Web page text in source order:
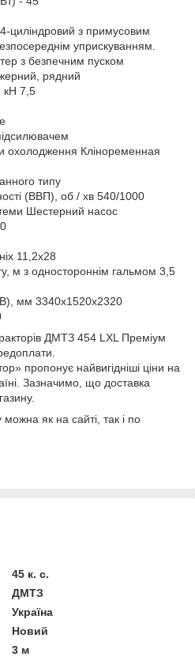
циліндровий з примусовим
уприскуванням.
з безпечним пуском
рядний
кН 7,5
охолодження Кліноременная
типу
(ВВП), об / хв 540/1000
Шестерний насос
11,2х28
м з одностороннім гальмом 3,5
мм 3340х1520х2320
ДМТЗ 454 LXL Преміум
пропонує найвигідніші ціни на
Зазначимо, що доставка
як на сайті, так і по
45 к. с.
ДМТЗ
Україна
Новий
3 м